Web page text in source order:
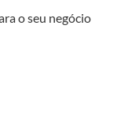
o seu negócio